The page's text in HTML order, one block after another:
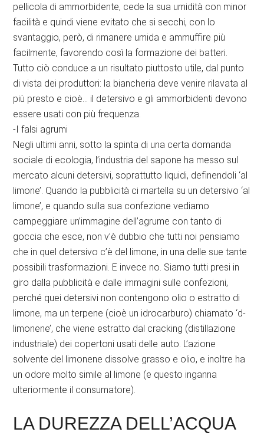
pellicola di ammorbidente, cede la sua umidità con minor
facilità e quindi viene evitato che si secchi, con lo
svantaggio, però, di rimanere umida e ammuffire più
facilmente, favorendo così la formazione dei batteri.
Tutto ciò conduce a un risultato piuttosto utile, dal punto
di vista dei produttori: la biancheria deve venire rilavata al
più presto e cioè… il detersivo e gli ammorbidenti devono
essere usati con più frequenza.
-I falsi agrumi
Negli ultimi anni, sotto la spinta di una certa domanda
sociale di ecologia, l’industria del sapone ha messo sul
mercato alcuni detersivi, soprattutto liquidi, definendoli ‘al
limone’. Quando la pubblicità ci martella su un detersivo ‘al
limone’, e quando sulla sua confezione vediamo
campeggiare un’immagine dell’agrume con tanto di
goccia che esce, non v’è dubbio che tutti noi pensiamo
che in quel detersivo c’è del limone, in una delle sue tante
possibili trasformazioni. E invece no. Siamo tutti presi in
giro dalla pubblicità e dalle immagini sulle confezioni,
perché quei detersivi non contengono olio o estratto di
limone, ma un terpene (cioè un idrocarburo) chiamato ‘d-
limonene’, che viene estratto dal cracking (distillazione
industriale) dei copertoni usati delle auto. L’azione
solvente del limonene dissolve grasso e olio, e inoltre ha
un odore molto simile al limone (e questo inganna
ulteriormente il consumatore).
LA DUREZZA DELL’ACQUA